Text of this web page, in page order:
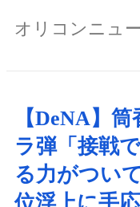
オリコンニュ
【DeNA】
ラ弾「接戦
る力がつい